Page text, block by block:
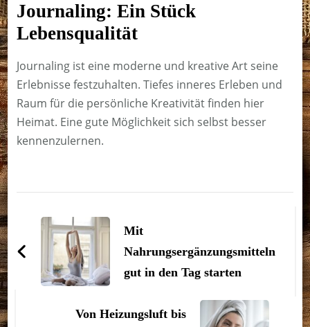
Journaling: Ein Stück
Lebensqualität
Journaling ist eine moderne und kreative Art seine
Erlebnisse festzuhalten. Tiefes inneres Erleben und
Raum für die persönliche Kreativität finden hier
Heimat. Eine gute Möglichkeit sich selbst besser
kennenzulernen.
Mit
Nahrungsergänzungsmitteln
gut in den Tag starten
Von Heizungsluft bis